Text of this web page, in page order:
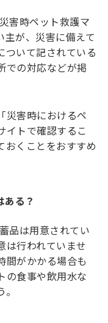
害時ペット救護マ
主が、災害に備えて
ついて記されている
での対応などが掲
災害時におけるペ
イトで確認するこ
おくことをおすすめ
る？
品は用意されてい
は行われていませ
間がかかる場合も
の食事や飲用水な